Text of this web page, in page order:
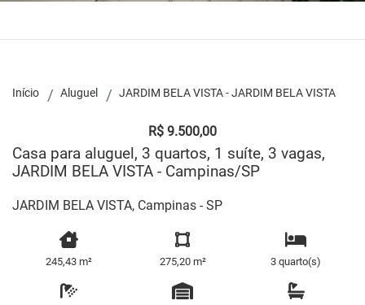
Início Aluguel JARDIM BELA VISTA - JARDIM BELA VISTA
R$ 9.500,00
Casa para aluguel, 3 quartos, 1 suíte, 3 vagas,
JARDIM BELA VISTA - Campinas/SP
JARDIM BELA VISTA, Campinas - SP
245,43 m² 275,20 m² 3 quarto(s)